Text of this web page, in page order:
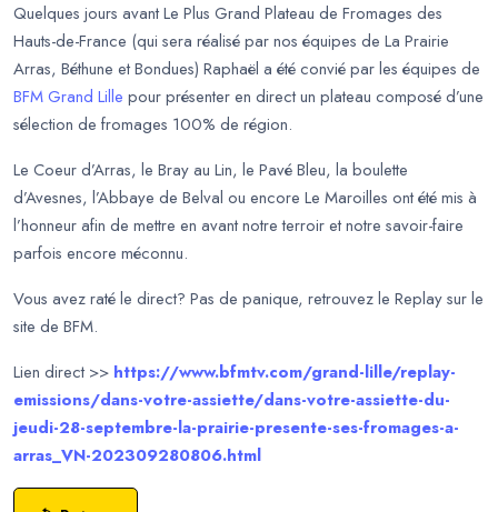
Quelques jours avant Le Plus Grand Plateau de Fromages des
Hauts-de-France (qui sera réalisé par nos équipes de La Prairie
Arras, Béthune et Bondues) Raphaël a été convié par les équipes de
BFM Grand Lille pour présenter en direct un plateau composé d’une
sélection de fromages 100% de région.
Le Coeur d’Arras, le Bray au Lin, le Pavé Bleu, la boulette
d’Avesnes, l’Abbaye de Belval ou encore Le Maroilles ont été mis à
l’honneur afin de mettre en avant notre terroir et notre savoir-faire
parfois encore méconnu.
Vous avez raté le direct? Pas de panique, retrouvez le Replay sur le
site de BFM.
Lien direct >> https://www.bfmtv.com/grand-lille/replay-
emissions/dans-votre-assiette/dans-votre-assiette-du-
jeudi-28-septembre-la-prairie-presente-ses-fromages-a-
arras_VN-202309280806.html